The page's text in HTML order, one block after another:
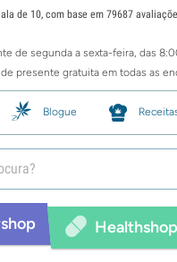
de 10, com base em 79687
de segunda a sexta-feira, das
presente gratuita em todas as
Blogue
Healthshop